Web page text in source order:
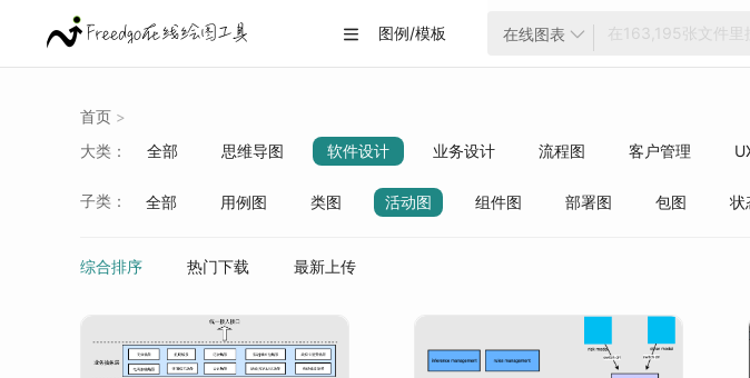
 图例/模板 在线图表 
首页 >
大类： 全部 思维导图 软件设计 业务设计 流程图 客户管理
数据可视化
子类： 全部 用例图 类图 活动图 组件图 部署图 包图 状
设计模式
消息中间件
综合排序 热门下载 最新上传